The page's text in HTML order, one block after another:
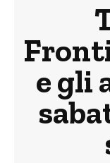
e gli